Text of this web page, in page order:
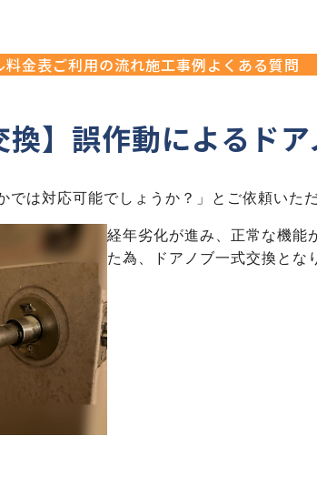
料金表ご利用の流れ施工事例よくある質問
換】誤作動によるド
は対応可能でしょうか？」とご依頼いただ
経年劣化が進み、正常な機能
た為、ドアノブ一式交換とな